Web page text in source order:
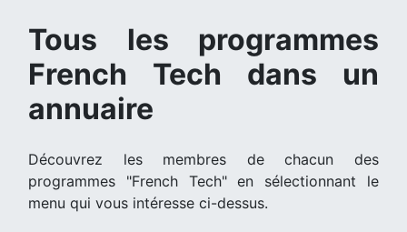
Tous les programmes
French Tech dans un
annuaire
Découvrez les membres de chacun des
programmes "French Tech" en sélectionnant le
menu qui vous intéresse ci-dessus.